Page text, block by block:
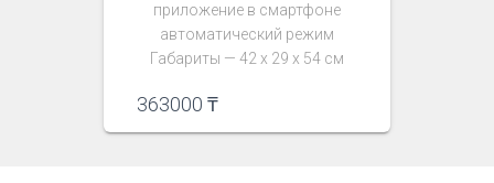
приложение в смартфоне
автоматический режим
Габариты — 42 х 29 х 54 см
363000 ₸